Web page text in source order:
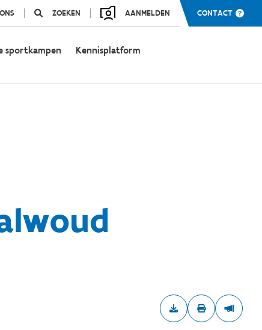
ZOEKEN AANMELDEN CONTACT
sportkampen Kennisplatform